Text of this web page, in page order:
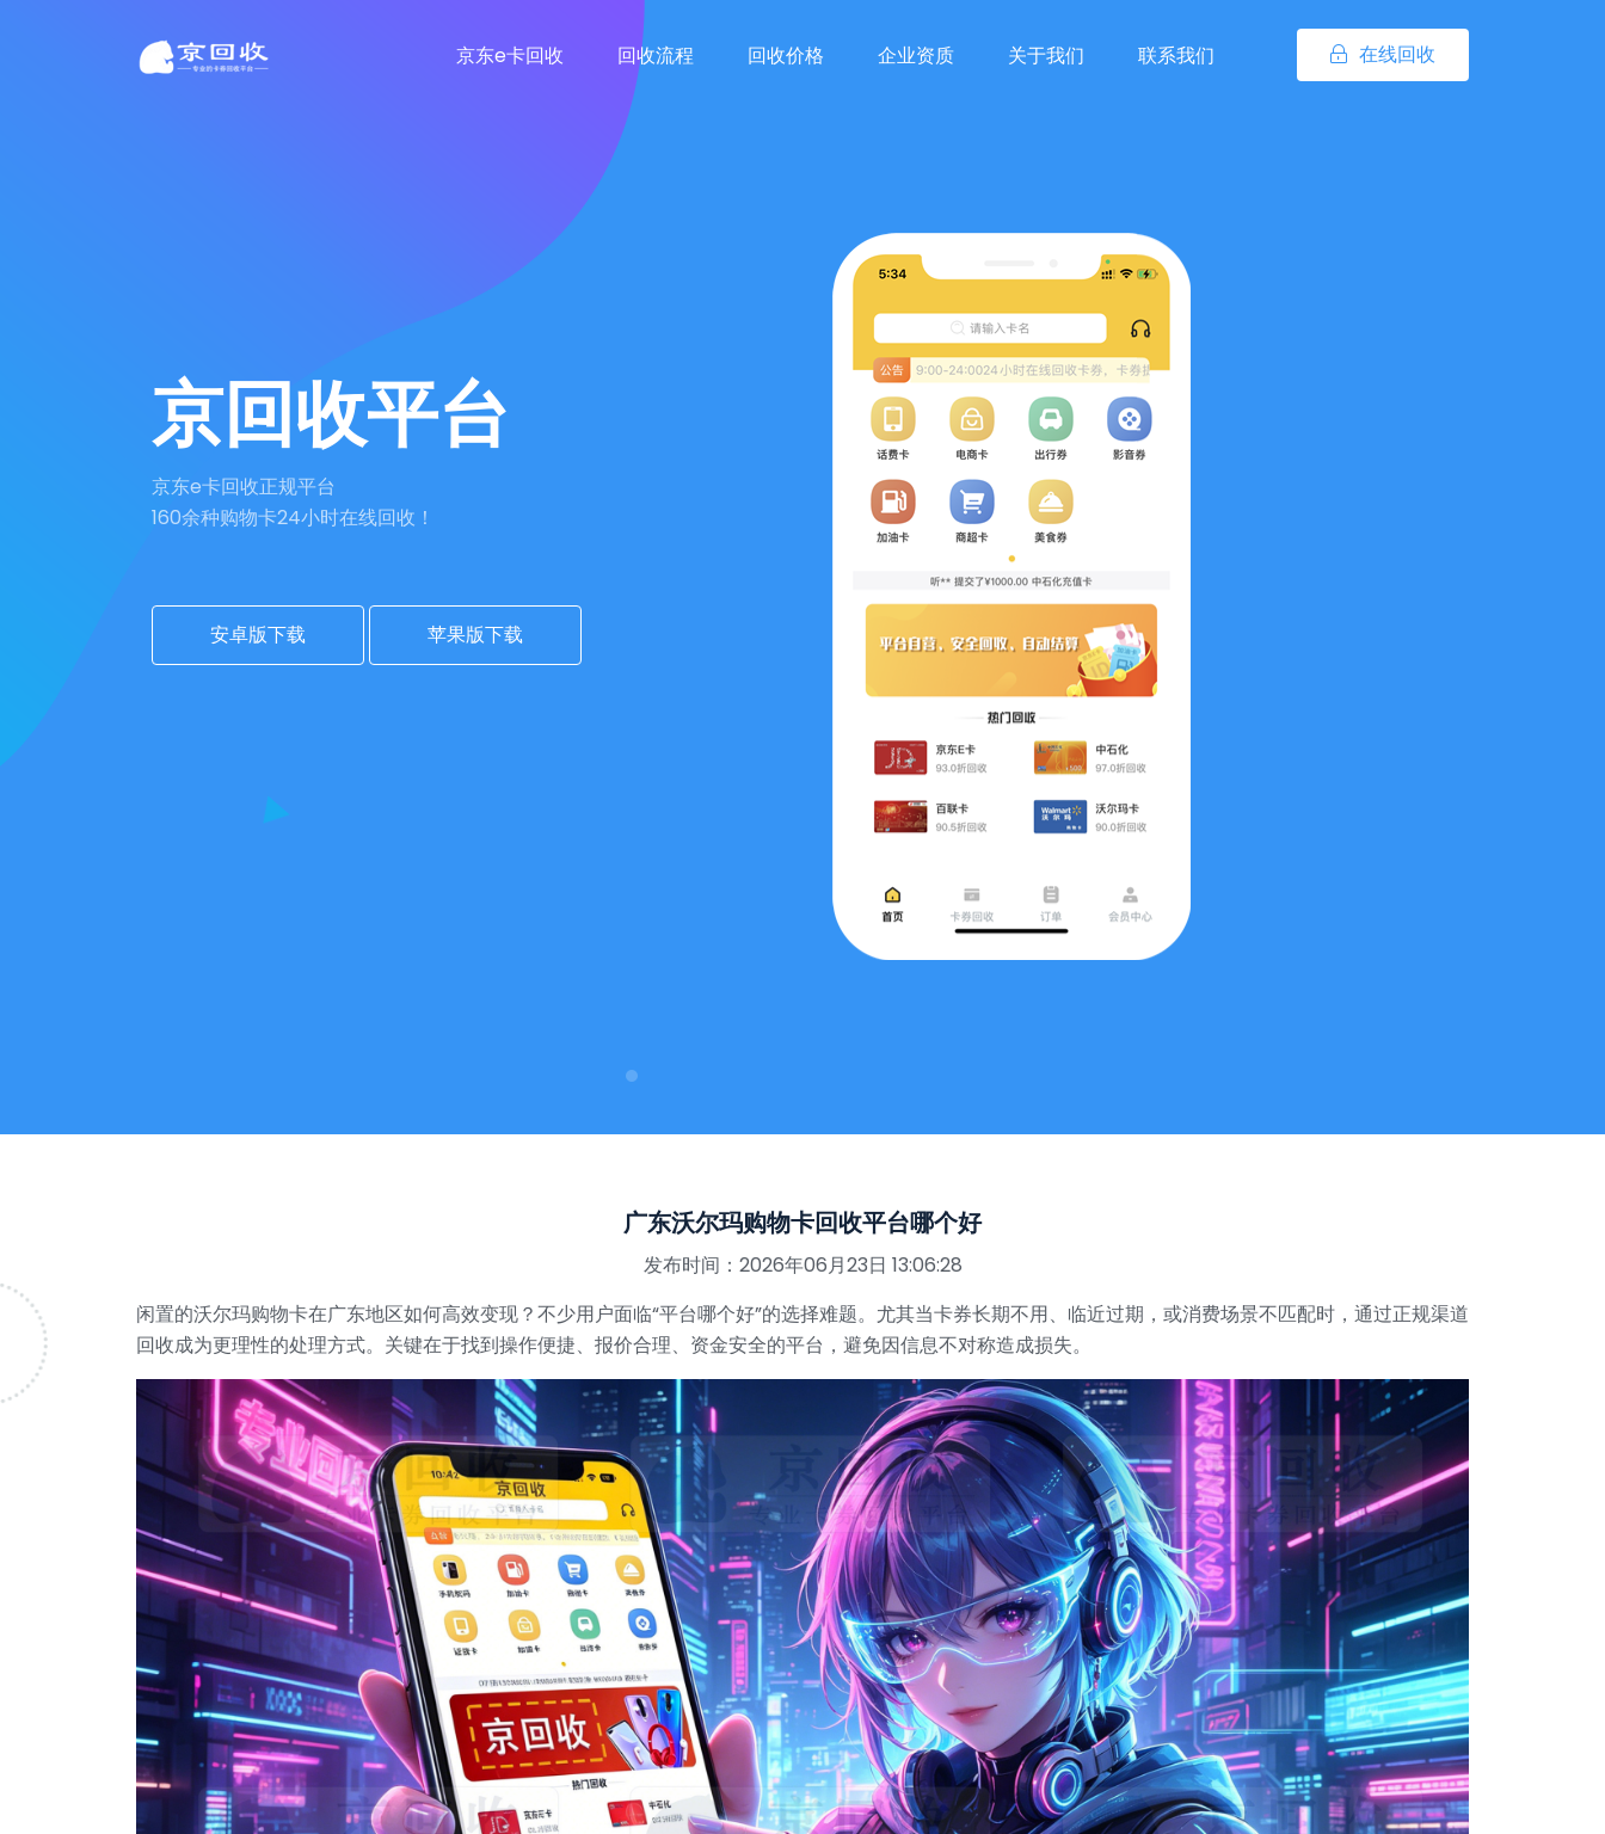
在线回收
京东e卡回收 回收流程 回收价格 企业资质 关于我们 联系我们
京回收平台
京东e卡回收正规平台
160余种购物卡24小时在线回收！
安卓版下载 苹果版下载
广东沃尔玛购物卡回收平台哪个好
发布时间：2026年06月23日 13:06:28
闲置的沃尔玛购物卡在广东地区如何高效变现？不少用户面临“平台哪个好”的选择难题。尤其当卡券长期不用、临近过期，或消费场景不匹配时，通过正规渠道
回收成为更理性的处理方式。关键在于找到操作便捷、报价合理、资金安全的平台，避免因信息不对称造成损失。